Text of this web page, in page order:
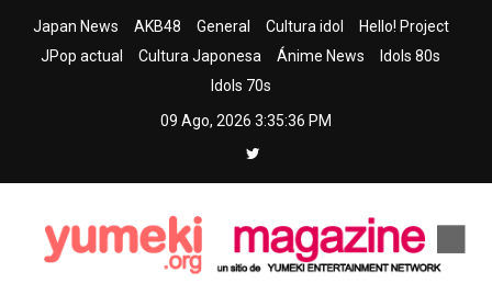
Japan News AKB48 General Cultura idol
Hello! Project
JPop actual
Cultura Japonesa Ánime News
Idols 80s
Idols 70s
09 Ago, 2026 3:35:37 PM